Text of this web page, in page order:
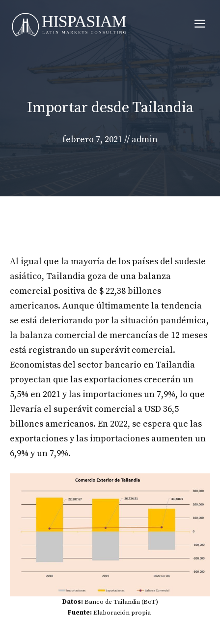
contenido
Importar desde Tailandia
febrero 7, 2021// admin
Al igual que la mayoría de los países del sudeste
asiático, Tailandia goza de una balanza
comercial positiva de $ 22,38 billones
americanos. Aunque últimamente la tendencia
se está deteriorando por la situación pandémica,
la balanza comercial de mercancías de 12 meses
está registrando un superávit comercial.
Economistas del sector bancario en Tailandia
proyectan que las exportaciones crecerán un
5,5% en 2021 y las importaciones un 7,9%, lo que
llevaría el superávit comercial a USD 36,5
billones americanos. En 2022, se espera que las
exportaciones y las importaciones aumenten un
6,9% y un 7,9%.
Datos:Banco de Tailandia (BoT)
Fuente:Elaboración propia